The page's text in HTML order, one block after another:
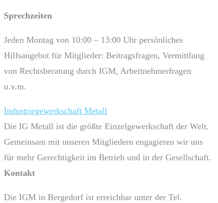
Sprech­zeiten
Jeden Montag von 10:00 – 13:00 Uhr persönliches
Hilfsangebot für Mitglieder: Beitragsfragen, Vermittlung
von Rechtsberatung durch IGM, Arbeitnehmerfragen
u.v.m.
Industriegewerkschaft Metall
Die IG Metall ist die größte Einzelgewerkschaft der Welt.
Gemeinsam mit unseren Mitgliedern engagieren wir uns
für mehr Gerechtigkeit im Betrieb und in der Gesellschaft.
Kontakt
Die IGM in Bergedorf ist erreichbar unter der Tel.